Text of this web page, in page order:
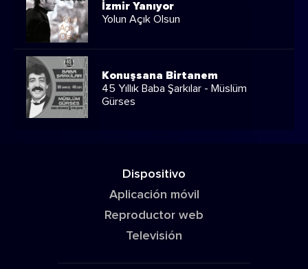
İzmir Yanıyor
Yolun Açık Olsun
Konuşsana Birtanem
45 Yıllık Baba Şarkılar - Müslüm
Gürses
Dispositivo
Aplicación móvil
Reproductor web
Televisión